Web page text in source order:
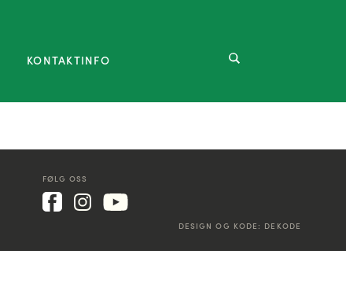
KONTAKTINFO
FØLG OSS
DESIGN OG KODE: DEKODE